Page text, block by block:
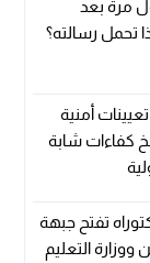
مرة بعد
تحمل رسالته؟
أمنية
كفاءات شابة
تفتح جبهة
ووزارة التعليم